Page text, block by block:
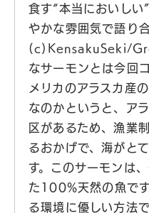
食す“本当においしい
やかな雰囲気で語り
(c)KensakuSeki/
なサーモンとは今回
メリカのアラスカ産
なのかというと、ア
区があるため、漁業
るおかげで、海がと
す。このサーモンは
た100%天然の魚で
る環境に優しい方法